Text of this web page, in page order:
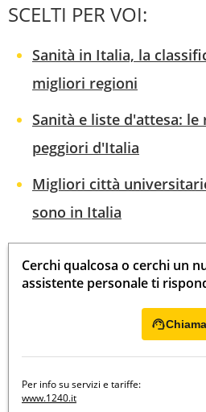
SCELTI PER VOI:
Sanità in Italia, la
migliori regioni
Sanità e liste d'attesa:
peggiori d'Italia
Migliori città
sono in Italia
Cerchi qualcosa o cerchi un
assistente personale ti
Chiama
Per info su servizi e tariffe:
www.1240.it